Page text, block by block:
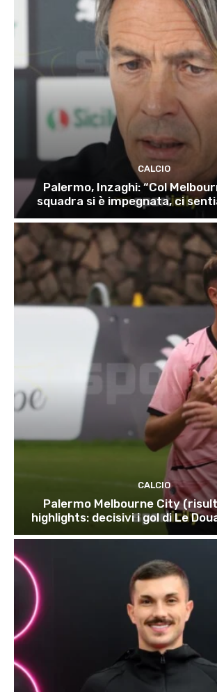
CALCIO
Palermo, Inzaghi: “Col
squadra si è impegnata, ci
CALCIO
Palermo Melbourne City
highlights: decisivi i gol di Le